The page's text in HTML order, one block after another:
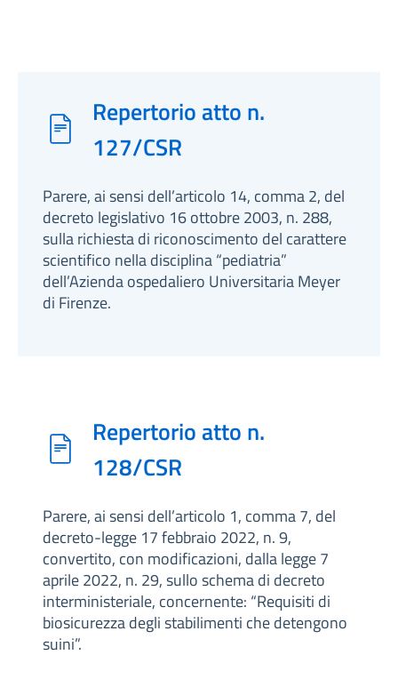
Repertorio atto n.
127/CSR
Parere, ai sensi dell’articolo 14, comma 2, del
decreto legislativo 16 ottobre 2003, n. 288,
sulla richiesta di riconoscimento del carattere
scientifico nella disciplina “pediatria”
dell’Azienda ospedaliero Universitaria Meyer
di Firenze.
Repertorio atto n.
128/CSR
Parere, ai sensi dell’articolo 1, comma 7, del
decreto-legge 17 febbraio 2022, n. 9,
convertito, con modificazioni, dalla legge 7
aprile 2022, n. 29, sullo schema di decreto
interministeriale, concernente: “Requisiti di
biosicurezza degli stabilimenti che detengono
suini”.